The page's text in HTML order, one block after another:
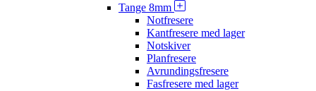
Tange 8mm
Notfresere
Kantfresere med lager
Notskiver
Planfresere
Avrundingsfresere
Fasfresere med lager